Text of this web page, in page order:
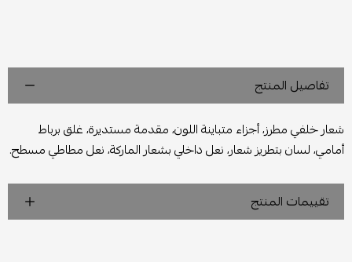
تفاصيل المنتج
شعار خلفي مطرز، أجزاء متباينة اللون، مقدمة مستديرة، غلق برباط
أمامي، لسان بتطريز شعار، نعل داخلي بشعار الماركة، نعل مطاطي مسطح.
تقييمات المنتج